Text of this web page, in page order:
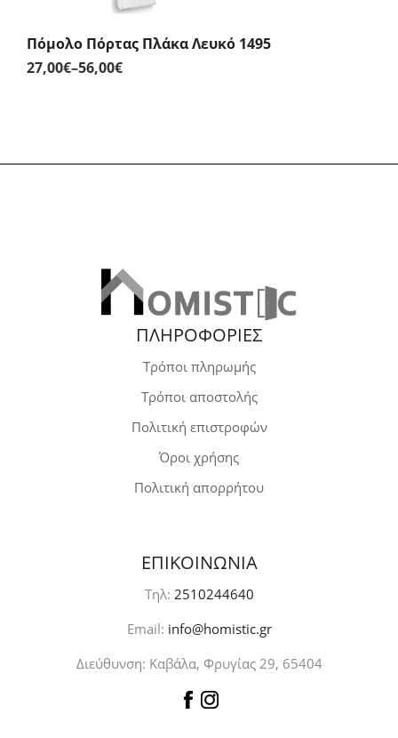
Πόμολο Πόρτας Πλάκα Λευκό 1495
27,00€–56,00€Price
56,00€
ΠΛΗΡΟΦΟΡΙΕΣ
Τρόποι πληρωμής
Τρόποι αποστολής
Πολιτική επιστροφών
Όροι χρήσης
Πολιτική απορρήτου
ΕΠΙΚΟΙΝΩΝΙΑ
Τηλ: 2510244640
Email: info@homistic.gr
Διεύθυνση: Καβάλα, Φρυγίας 29, 65404